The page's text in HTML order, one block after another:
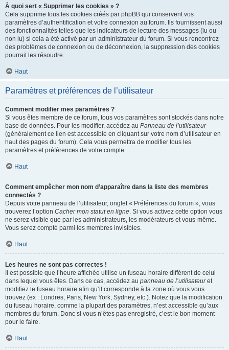
À quoi sert « Supprimer les cookies » ?
Cela supprime tous les cookies créés par phpBB qui conservent vos
paramètres d’authentification et votre connexion au forum. Ils fournissent aussi
des fonctionnalités telles que les indicateurs de lecture des messages (lu ou
non lu) si cela a été activé par un administrateur du forum. Si vous rencontrez
des problèmes de connexion ou de déconnexion, la suppression des cookies
pourrait les résoudre.
Haut
Paramètres et préférences de l’utilisateur
Comment modifier mes paramètres ?
Si vous êtes membre de ce forum, tous vos paramètres sont stockés dans notre
base de données. Pour les modifier, accédez au Panneau de l’utilisateur
(généralement ce lien est accessible en cliquant sur votre nom d’utilisateur en
haut des pages du forum). Cela vous permettra de modifier tous les
paramètres et préférences de votre compte.
Haut
Comment empêcher mon nom d’apparaître dans la liste des membres
connectés ?
Depuis votre panneau de l’utilisateur, onglet « Préférences du forum », vous
trouverez l’option Cacher mon statut en ligne. Si vous activez cette option vous
ne serez visible que par les administrateurs, les modérateurs et vous-même.
Vous serez compté parmi les membres invisibles.
Haut
Les heures ne sont pas correctes !
Il est possible que l’heure affichée utilise un fuseau horaire différent de celui
dans lequel vous êtes. Dans ce cas, accédez au panneau de l’utilisateuret
modifiez le fuseau horaire afin qu’il corresponde à la zone où vous vous
trouvez (ex : Londres, Paris, New York, Sydney, etc.). Notez que la modification
du fuseau horaire, comme la plupart des paramètres, n’est accessible qu’aux
membres du forum. Donc si vous n’êtes pas enregistré, c’est le bon moment
pour le faire.
Haut